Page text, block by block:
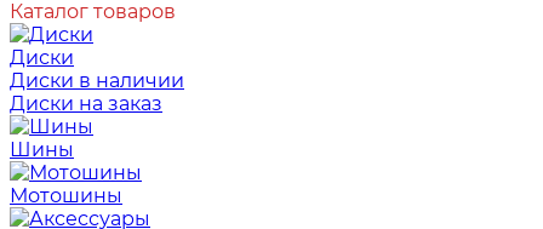
Каталог товаров
Диски
Диски в наличии
Диски на заказ
Шины
Мотошины